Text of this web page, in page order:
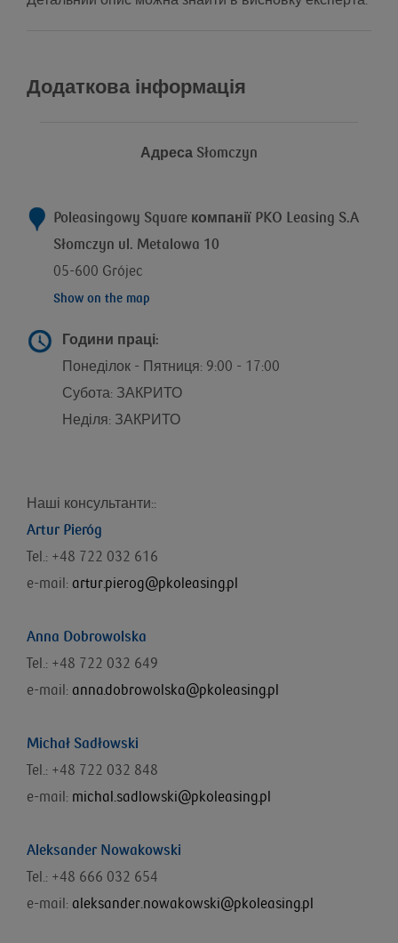
Додаткова інформація
Адреса Słomczyn
Poleasingowy Square компанії PKO Leasing S.A
Słomczyn ul. Metalowa 10
05-600 Grójec
Show on the map
Години праці:
Понеділок - Пятниця: 9:00 - 17:00
Субота: ЗАКРИТО
Неділя: ЗАКРИТО
Наші консультанти::
Artur Pieróg
Tel.: +48 722 032 616
e-mail: artur.pierog@pkoleasing.pl
Anna Dobrowolska
Tel.: +48 722 032 649
e-mail: anna.dobrowolska@pkoleasing.pl
Michał Sadłowski
Tel.: +48 722 032 848
e-mail: michal.sadlowski@pkoleasing.pl
Aleksander Nowakowski
Tel.: +48 666 032 654
e-mail: aleksander.nowakowski@pkoleasing.pl